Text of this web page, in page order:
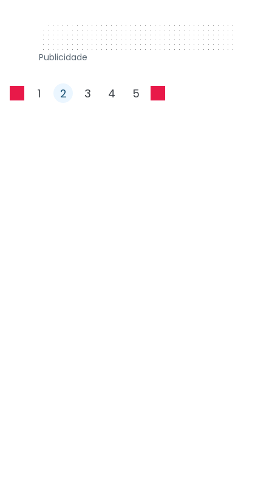
320 x 50
Publicidade
1 2 3 4 5